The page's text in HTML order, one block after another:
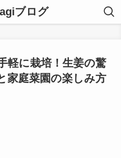
ブログ
軽に栽培！生姜の驚
家庭菜園の楽しみ方